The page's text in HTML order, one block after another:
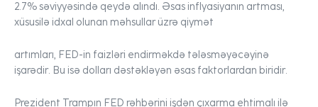
2.7% səviyyəsində qeydə alındı. Əsas inflyasiyanın artması,
xüsusilə idxal olunan məhsullar üzrə qiymət
artımları, FED-in faizləri endirməkdə tələsməyəcəyinə
işarədir. Bu isə dolları dəstəkləyən əsas faktorlardan biridir.
Prezident Trampın FED rəhbərini işdən çıxarma ehtimalı ilə